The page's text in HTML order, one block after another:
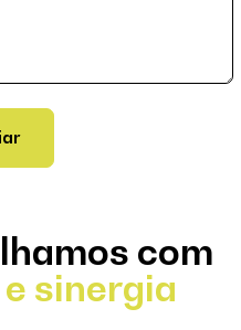
Mensagem
com
sinergia